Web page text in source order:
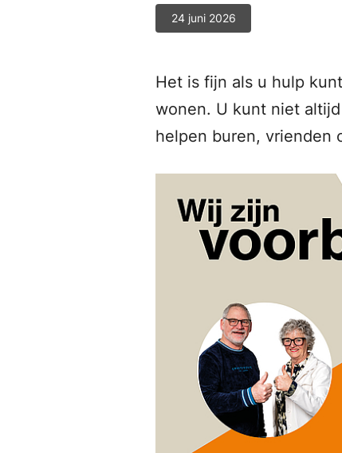
24 juni 2026
Het is fijn als u hulp
wonen. U kunt niet
helpen buren, vrienden